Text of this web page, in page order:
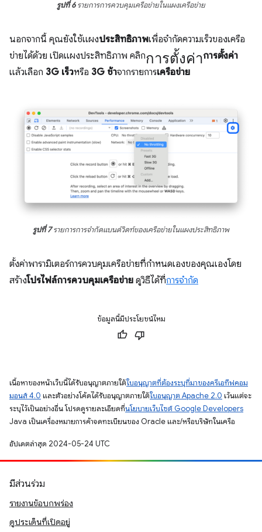
รูปที่ 6รายการการควบคุมเครือข่ายในแผงเครือข่าย
นอกจากนี้ คุณยังใช้แผงประสิทธิภาพเพื่อจำกัดความเร็วของเครือ
ข่ายได้ด้วย เปิดแผงประสิทธิภาพ คลิกการตั้งค่าการตั้งค่า
แล้วเลือก 3G เร็วหรือ 3G ช้าจากรายการเครือข่าย
รูปที่ 7รายการการจำกัดแบนด์วิดท์ของเครือข่ายในแผงประสิทธิภาพ
ตั้งค่าพารามิเตอร์การควบคุมเครือข่ายที่กำหนดเองของคุณเองโดย
สร้างโปรไฟล์การควบคุมเครือข่าย ดูวิธีได้ที่การจำกัด
ข้อมูลนี้มีประโยชน์ไหม
เนื้อหาของหน้าเว็บนี้ได้รับอนุญาตภายใต้ใบอนุญาตที่ต้องระบุที่มาของครีเอทีฟคอม
มอนส์ 4.0 และตัวอย่างโค้ดได้รับอนุญาตภายใต้ใบอนุญาต Apache 2.0 เว้นแต่จะ
ระบุไว้เป็นอย่างอื่น โปรดดูรายละเอียดที่นโยบายเว็บไซต์ Google Developers
Java เป็นเครื่องหมายการค้าจดทะเบียนของ Oracle และ/หรือบริษัทในเครือ
อัปเดตล่าสุด 2024-05-24 UTC
มีส่วนร่วม
รายงานข้อบกพร่อง
ดูประเด็นที่เปิดอยู่